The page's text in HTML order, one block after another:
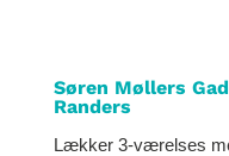
Søren Møllers
Randers
Lækker 3-værelses